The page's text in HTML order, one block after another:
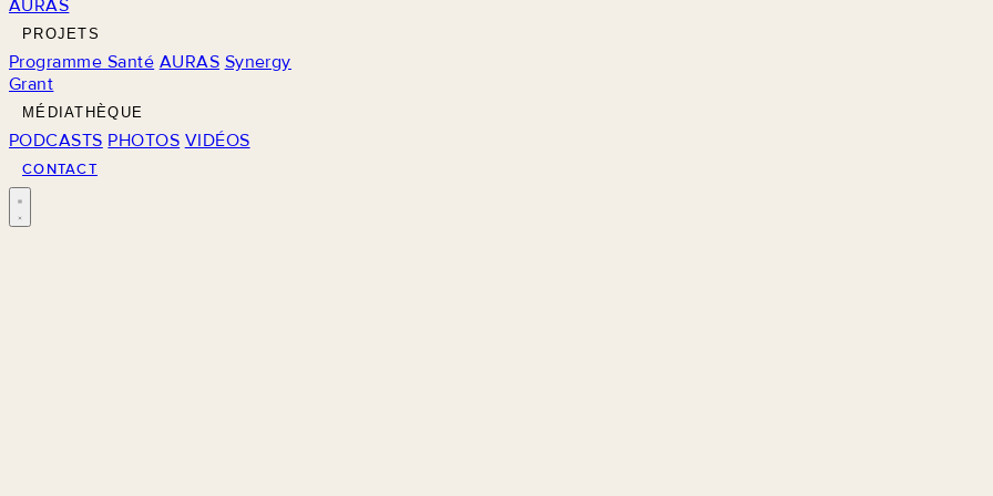
AURAS
PROJETS
Programme Santé AURAS Synergy
Grant
MÉDIATHÈQUE
PODCASTS PHOTOS VIDÉOS
CONTACT